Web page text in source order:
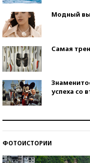
Модный
Самая
успеха со
ФОТОИСТОРИИ